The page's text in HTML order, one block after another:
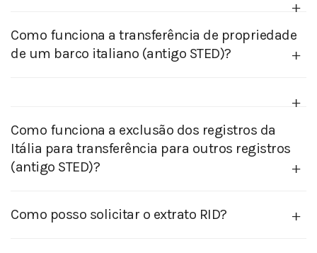
Como funciona a transferência de propriedade
de um barco italiano (antigo STED)?
Como funciona a exclusão dos registros da
Itália para transferência para outros registros
(antigo STED)?
Como posso solicitar o extrato RID?